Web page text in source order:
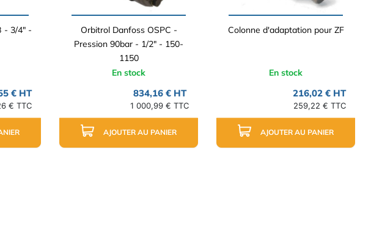
- 3/4" -
€ HT
€ TTC
Orbitrol Danfoss OSPC -
Pression 90bar - 1/2" - 150-
1150
En stock
834,16 € HT
1 000,99 € TTC
AJOUTER AU PANIER
Colonne d'adaptation pour ZF
En stock
216,02 € HT
259,22 € TTC
AJOUTER AU PANIER